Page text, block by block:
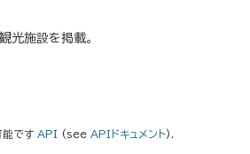
光施設を掲載。
能です API (see APIドキュメント).